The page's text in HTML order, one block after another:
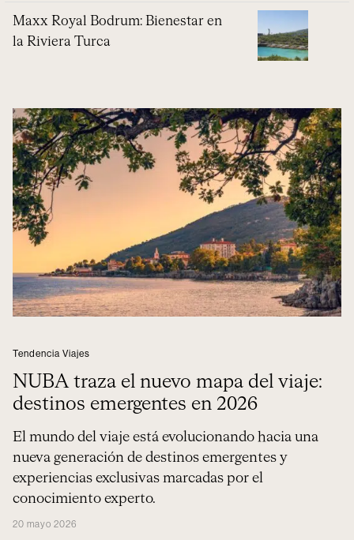
Maxx Royal Bodrum: Bienestar en
la Riviera Turca
Tendencia Viajes
NUBA traza el nuevo mapa del viaje:
destinos emergentes en 2026
El mundo del viaje está evolucionando hacia una
nueva generación de destinos emergentes y
experiencias exclusivas marcadas por el
conocimiento experto.
20 mayo 2026